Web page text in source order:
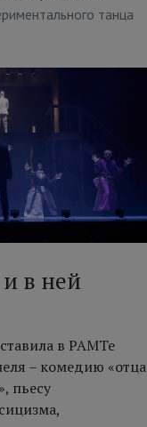
танца
и в ней
в РАМТе
– комедию «отца
пьесу